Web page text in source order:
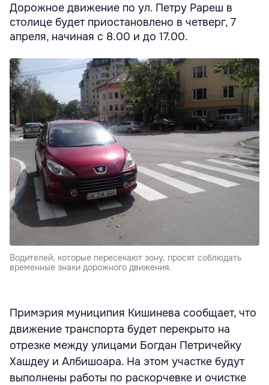
Дорожное движение по ул. Петру Рареш в
столице будет приостановлено в четверг, 7
апреля, начиная с 8.00 и до 17.00.
Водителей, которые пересекают зону, просят соблюдать
временные знаки дорожного движения.
Примэрия муниципия Кишинева сообщает, что
движение транспорта будет перекрыто на
отрезке между улицами Богдан Петричейку
Хашдеу и Албишоара. На этом участке будут
выполнены работы по раскорчевке и очистке